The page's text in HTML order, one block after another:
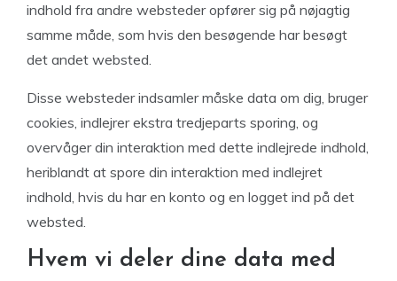
indhold fra andre websteder opfører sig på nøjagtig
samme måde, som hvis den besøgende har besøgt
det andet websted.
Disse websteder indsamler måske data om dig, bruger
cookies, indlejrer ekstra tredjeparts sporing, og
overvåger din interaktion med dette indlejrede indhold,
heriblandt at spore din interaktion med indlejret
indhold, hvis du har en konto og en logget ind på det
websted.
Hvem vi deler dine data med